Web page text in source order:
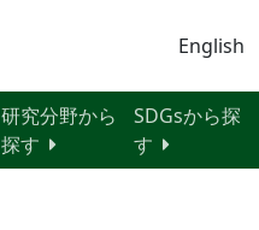
English
研究分野から
探す
SDGsから探
す